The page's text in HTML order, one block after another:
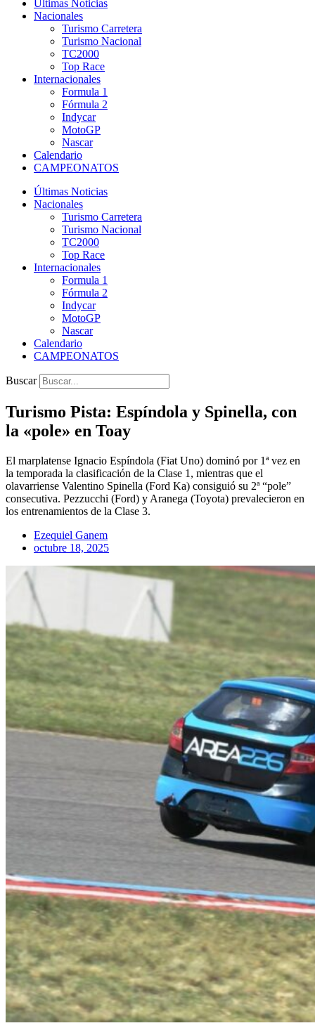
Últimas Noticias
Nacionales
Turismo Carretera
Turismo Nacional
TC2000
Top Race
Internacionales
Formula 1
Fórmula 2
Indycar
MotoGP
Nascar
Calendario
CAMPEONATOS
Últimas Noticias
Nacionales
Turismo Carretera
Turismo Nacional
TC2000
Top Race
Internacionales
Formula 1
Fórmula 2
Indycar
MotoGP
Nascar
Calendario
CAMPEONATOS
Buscar
Turismo Pista: Espíndola y Spinella, con
la «pole» en Toay
El marplatense Ignacio Espíndola (Fiat Uno) dominó por 1ª vez en
la temporada la clasificación de la Clase 1, mientras que el
olavarriense Valentino Spinella (Ford Ka) consiguió su 2ª “pole”
consecutiva. Pezzucchi (Ford) y Aranega (Toyota) prevalecieron en
los entrenamientos de la Clase 3.
Ezequiel Ganem
octubre 18, 2025